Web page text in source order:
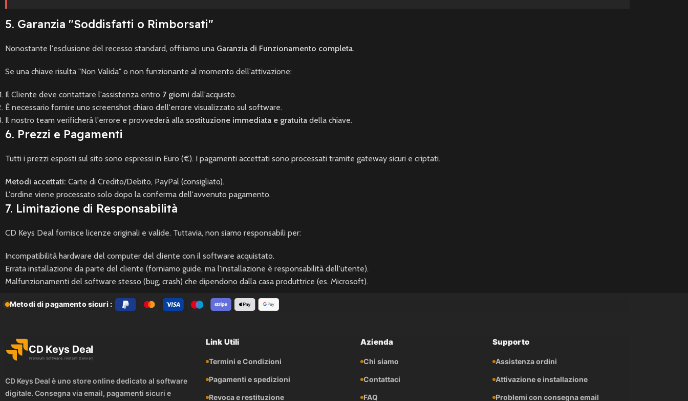
5. Garanzia "Soddisfatti o Rimborsati"
Nonostante l'esclusione del recesso standard, offriamo una Garanzia di Funzionamento completa.
Se una chiave risulta "Non Valida" o non funzionante al momento dell'attivazione:
Il Cliente deve contattare l'assistenza entro 7 giorni dall'acquisto.
È necessario fornire uno screenshot chiaro dell'errore visualizzato sul software.
Il nostro team verificherà l'errore e provvederà alla sostituzione immediata e gratuita della chiave.
6. Prezzi e Pagamenti
Tutti i prezzi esposti sul sito sono espressi in Euro (€). I pagamenti accettati sono processati tramite gateway sicuri e criptati.
Metodi accettati: Carte di Credito/Debito, PayPal (consigliato).
L'ordine viene processato solo dopo la conferma dell'avvenuto pagamento.
7. Limitazione di Responsabilità
CD Keys Deal fornisce licenze originali e valide. Tuttavia, non siamo responsabili per:
Incompatibilità hardware del computer del cliente con il software acquistato.
Errata installazione da parte del cliente (forniamo guide, ma l'installazione è responsabilità dell'utente).
Malfunzionamenti del software stesso (bug, crash) che dipendono dalla casa produttrice (es. Microsoft).
Metodi di pagamento sicuri :
CD Keys Deal è uno store online dedicato al software
digitale. Consegna via email, pagamenti sicuri e
Link Utili
Termini e Condizioni
Pagamenti e spedizioni
Revoca e restituzione
Azienda
Chi siamo
Contattaci
FAQ
Supporto
Assistenza ordini
Attivazione e installazione
Problemi con consegna email